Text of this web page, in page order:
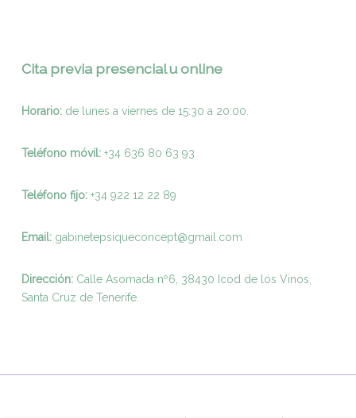
Cita previa presencial u online
Horario:de lunes a viernes de 15:30 a 20:00.
Teléfono móvil: +34 636 80 63 93
Teléfono fijo:+34 922 12 22 89
Email: gabinetepsiqueconcept@gmail.com
Dirección:Calle Asomada nº6, 38430 Icod de los Vinos,
Santa Cruz de Tenerife.